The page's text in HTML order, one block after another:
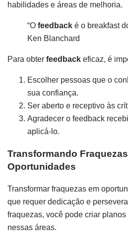
habilidades e áreas de melhoria.
“O feedback é o breakfast
Ken Blanchard
Para obter feedback eficaz, é
Escolher pessoas que o
sua confiança.
Ser aberto e receptivo às
Agradecer o feedback
aplicá-lo.
Transformando
Oportunidades
Transformar fraquezas em
que requer dedicação e
fraquezas, você pode criar
nessas áreas.